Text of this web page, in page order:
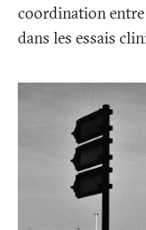
coordination
dans les essais